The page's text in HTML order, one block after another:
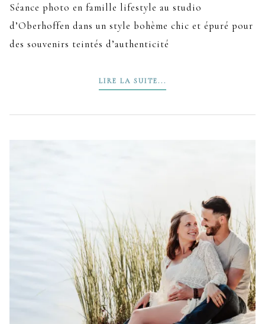
Séance photo en famille lifestyle au studio
d’Oberhoffen dans un style bohème chic et épuré pour
des souvenirs teintés d’authenticité
LIRE LA SUITE...